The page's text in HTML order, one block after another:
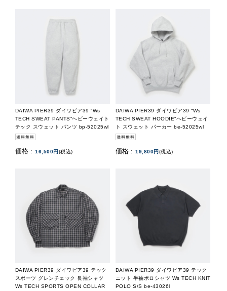
DAIWA PIER39 ダイワピア39 “Ws
TECH SWEAT PANTS”ヘビーウェイト
テック スウェット パンツ bp-52025wl
価格 : 16,500円(税込)
DAIWA PIER39 ダイワピア39 “Ws
TECH SWEAT HOODIE”ヘビーウェイ
ト スウェット パーカー be-52025wl
価格 : 19,800円(税込)
DAIWA PIER39 ダイワピア39 テック
スポーツ グレンチェック 長袖シャツ
Ws TECH SPORTS OPEN COLLAR
DAIWA PIER39 ダイワピア39 テック
ニット 半袖ポロシャツ Ws TECH KNIT
POLO S/S be-43026l